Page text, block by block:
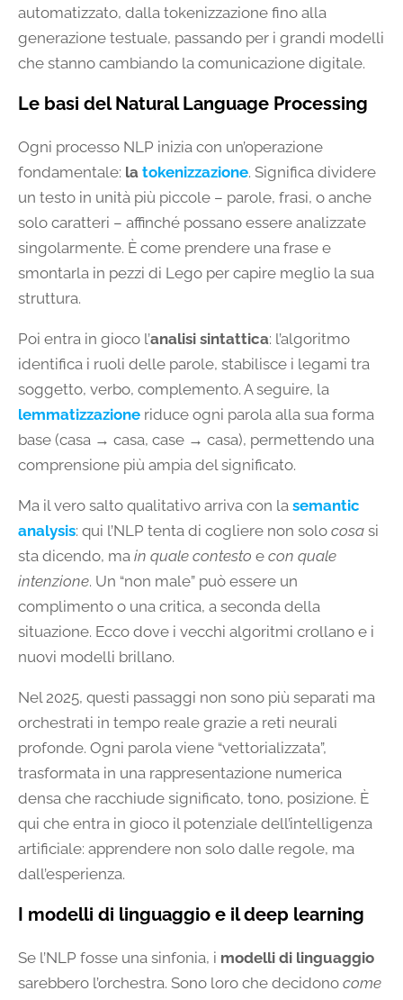
automatizzato, dalla tokenizzazione fino alla
generazione testuale, passando per i grandi modelli
che stanno cambiando la comunicazione digitale.
Le basi del Natural Language Processing
Ogni processo NLP inizia con un’operazione
fondamentale: la tokenizzazione. Significa dividere
un testo in unità più piccole – parole, frasi, o anche
solo caratteri – affinché possano essere analizzate
singolarmente. È come prendere una frase e
smontarla in pezzi di Lego per capire meglio la sua
struttura.
Poi entra in gioco l’analisi sintattica: l’algoritmo
identifica i ruoli delle parole, stabilisce i legami tra
soggetto, verbo, complemento. A seguire, la
lemmatizzazione riduce ogni parola alla sua forma
base (casa → casa, case → casa), permettendo una
comprensione più ampia del significato.
Ma il vero salto qualitativo arriva con la semantic
analysis: qui l’NLP tenta di cogliere non solo cosa si
sta dicendo, ma in quale contesto e con quale
intenzione. Un “non male” può essere un
complimento o una critica, a seconda della
situazione. Ecco dove i vecchi algoritmi crollano e i
nuovi modelli brillano.
Nel 2025, questi passaggi non sono più separati ma
orchestrati in tempo reale grazie a reti neurali
profonde. Ogni parola viene “vettorializzata”,
trasformata in una rappresentazione numerica
densa che racchiude significato, tono, posizione. È
qui che entra in gioco il potenziale dell’intelligenza
artificiale: apprendere non solo dalle regole, ma
dall’esperienza.
I modelli di linguaggio e il deep learning
Se l’NLP fosse una sinfonia, i modelli di linguaggio
sarebbero l’orchestra. Sono loro che decidono come